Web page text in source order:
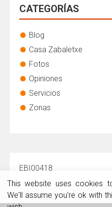
CATEGORÍAS
Blog
Casa Zabaletxe
Fotos
Opiniones
Servicios
Zonas
EBI00418
This website uses cookies
We'll assume you're ok with